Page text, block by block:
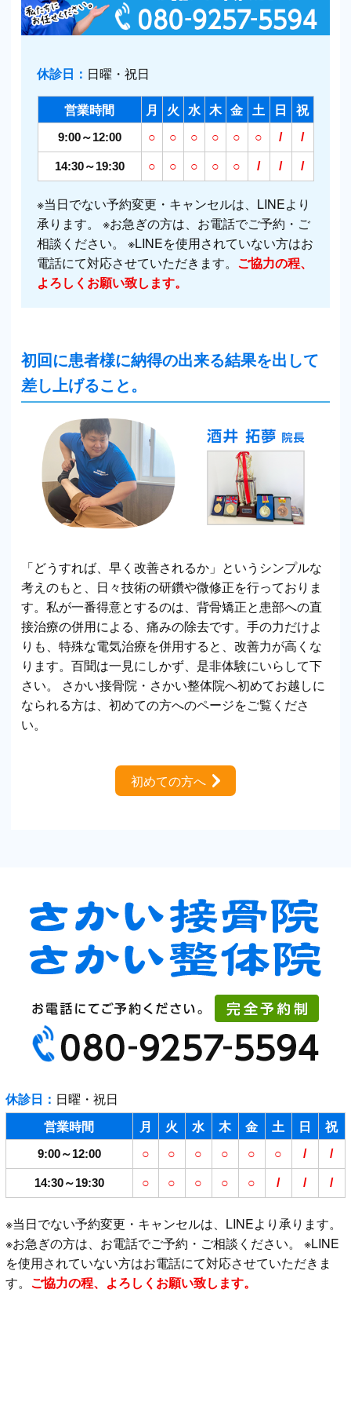
休診日： 日曜・祝日
営業時間
月 火 水 木 金 土 日 祝
9:00～12:00 ○ ○ ○ ○ ○ ○ / /
14:30～19:30 ○ ○ ○ ○ ○ / / /
※当日でない予約変更・キャンセルは、LINEより
承ります。 ※お急ぎの方は、お電話でご予約・ご
相談ください。 ※LINEを使用されていない方はお
電話にて対応させていただきます。 ご協力の程、
よろしくお願い致します。
初回に患者様に納得の出来る結果を出して
差し上げること。
「どうすれば、早く改善されるか」というシンプルな
考えのもと、日々技術の研鑽や微修正を行っておりま
す。私が一番得意とするのは、背骨矯正と患部への直
接治療の併用による、痛みの除去です。手の力だけよ
りも、特殊な電気治療を併用すると、改善力が高くな
ります。百聞は一見にしかず、是非体験にいらして下
さい。 さかい接骨院・さかい整体院へ初めてお越しに
なられる方は、初めての方へのページをご覧くださ
い。
初めての方へ
休診日： 日曜・祝日
営業時間
月 火 水 木 金 土 日 祝
9:00～12:00 ○ ○ ○ ○ ○ ○ / /
14:30～19:30 ○ ○ ○ ○ ○ / / /
※当日でない予約変更・キャンセルは、LINEより承ります。
※お急ぎの方は、お電話でご予約・ご相談ください。 ※LINE
を使用されていない方はお電話にて対応させていただきま
す。 ご協力の程、よろしくお願い致します。